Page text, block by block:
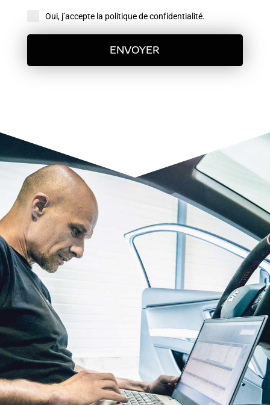
Oui, j’accepte la politique de confidentialité.
ENVOYER